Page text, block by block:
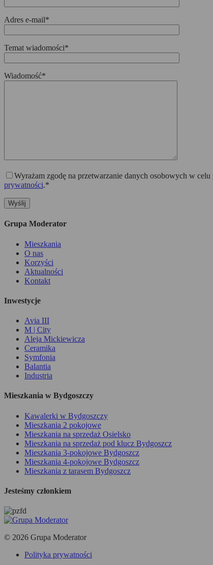
Adres e-mail*
Temat wiadomości*
Wiadomość*
Wyrażam zgodę na przetwarzanie danych osobowych w
prywatności.*
Grupa Moderator
Mieszkania
O nas
Korzyści
Aktualności
Kontakt
Inwestycje
Avia III
M | City
Aleja Mickiewicza
Ceramika
Symfonia
Balantia
Industria
Mieszkania w Bydgoszczy
Kawalerki w Bydgoszczy
Mieszkania 2 pokojowe
Mieszkania na sprzedaż Osielsko
Mieszkania na sprzedaż pod klucz Bydgoszcz
Mieszkania 3-pokojowe Bydgoszcz
Mieszkania 4-pokojowe Bydgoszcz
Mieszkania z tarasem Bydgoszcz
Jesteśmy członkiem
© 2026 Grupa Moderator
Polityka prywatności